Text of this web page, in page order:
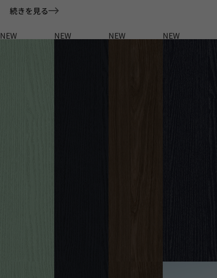
続きを見る
NEW NEW NEW NEW